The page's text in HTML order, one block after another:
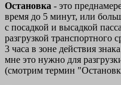
Остановка - это
время до 5 минут, или
с посадкой и высадкой
разгрузкой транспортного
3 часа в зоне действия
мне это нужно для
(смотрим термин